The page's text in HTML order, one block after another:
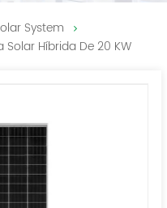
System
Híbrida De 20 KW